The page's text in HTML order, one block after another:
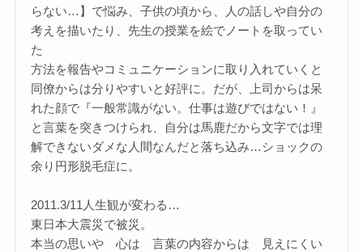
らない…】で悩み、子供の頃から、人の話しや自分の
考えを描いたり、先生の授業を絵でノートを取ってい
た
方法を報告やコミュニケーションに取り入れていくと
同僚からは分りやすいと好評に。だが、上司からは呆
れた顔で『一般常識がない。仕事は遊びではない！』
と言葉を突きつけられ、自分は馬鹿だから文字では理
解できないダメな人間なんだと落ち込み…ショックの
余り円形脱毛症に。
2011.3/11人生観が変わる…
東日本大震災で被災。
本当の思いや 心は 言葉の内容からは 見えにくい